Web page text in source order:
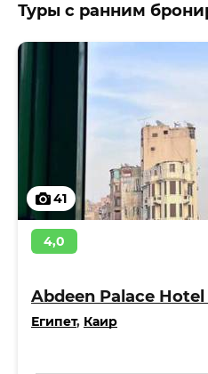
Туры с ранним
41
4,0
Abdeen Palace Hotel
Египет, Каир